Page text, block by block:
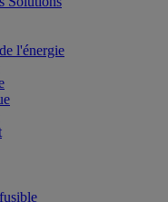
l'énergie